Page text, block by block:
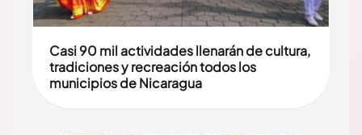
Casi 90 mil actividades llenarán de cultura,
tradiciones y recreación todos los
municipios de Nicaragua